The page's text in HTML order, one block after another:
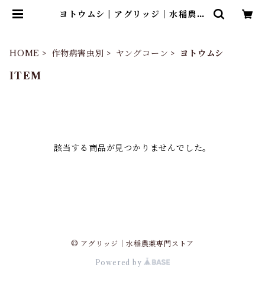
ヨトウムシ | アグリッジ｜水稲農薬
HOME 作物病害虫別 ヤングコーン ヨトウムシ
ITEM
該当する商品が見つかりませんでした。
© アグリッジ｜水稲農薬専門ストア
Powered by